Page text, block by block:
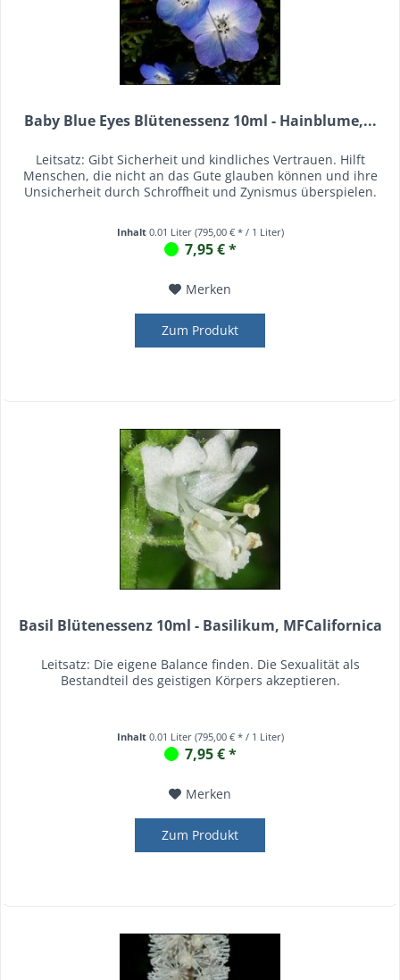
Baby Blue Eyes Blütenessenz 10ml - Hainblume,...
Leitsatz: Gibt Sicherheit und kindliches Vertrauen. Hilft
Menschen, die nicht an das Gute glauben können und ihre
Unsicherheit durch Schroffheit und Zynismus überspielen.
Inhalt 0.01 Liter (795,00 € * / 1 Liter)
7,95 € *
Merken
Zum Produkt
Basil Blütenessenz 10ml - Basilikum, MFCalifornica
Leitsatz: Die eigene Balance finden. Die Sexualität als
Bestandteil des geistigen Körpers akzeptieren.
Inhalt 0.01 Liter (795,00 € * / 1 Liter)
7,95 € *
Merken
Zum Produkt